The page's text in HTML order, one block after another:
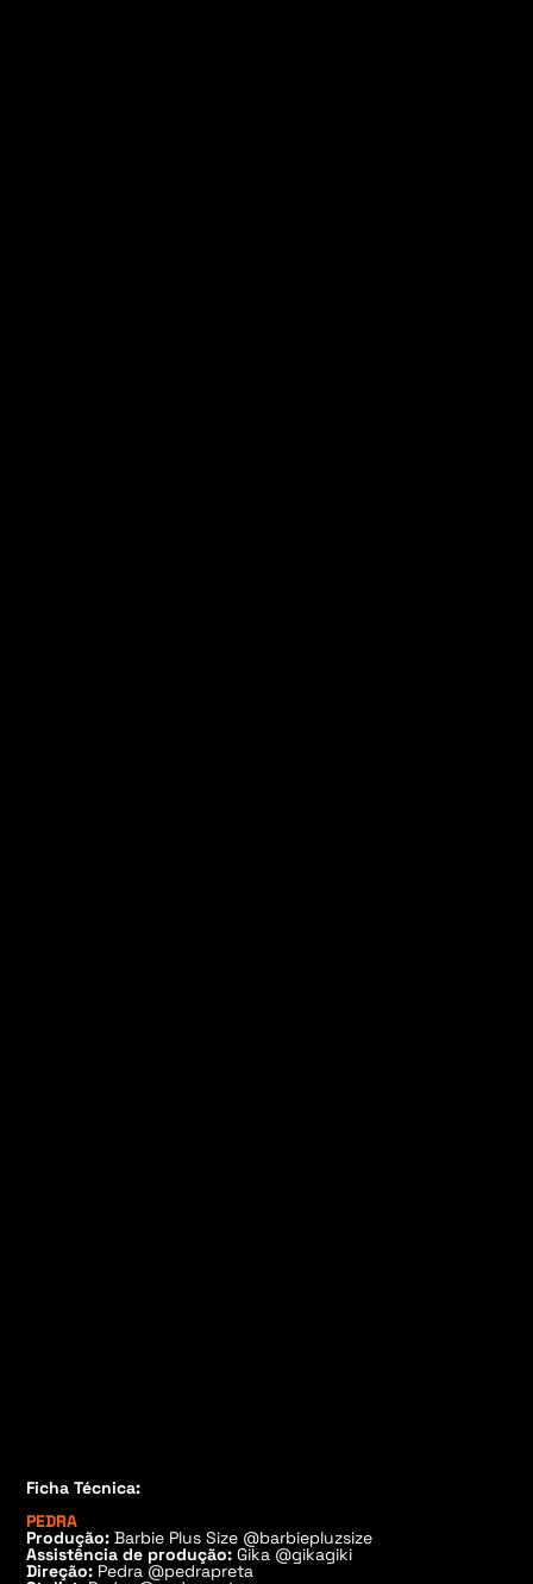
Ficha Técnica:
PEDRA
Produção:Barbie Plus Size @barbiepluzsize
Assistência de produção:Gika @gikagiki
Direção: Pedra @pedrapreta